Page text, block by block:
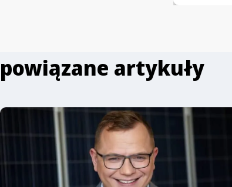
powiązane artykuły